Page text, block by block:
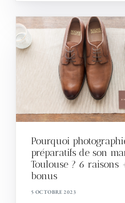
Pourquoi
préparatifs de son
Toulouse ? 6 raisons
bonus
5 OCTOBRE 2023